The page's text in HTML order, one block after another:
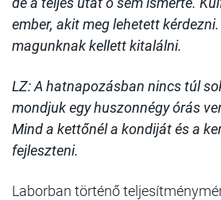
ember, akit meg lehetett
magunknak kellett kitalálni.
LZ: A hatnapozásban nincs túl
mondjuk egy huszonnégy órás
Mind a kettőnél a kondiját és a
fejleszteni.
Laborban történő